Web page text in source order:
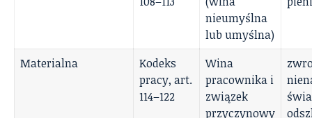
nieumyślna
lub umyślna)
Materialna
Kodeks
pracy, art.
114–122
Wina
pracownika i
związek
przyczynowy